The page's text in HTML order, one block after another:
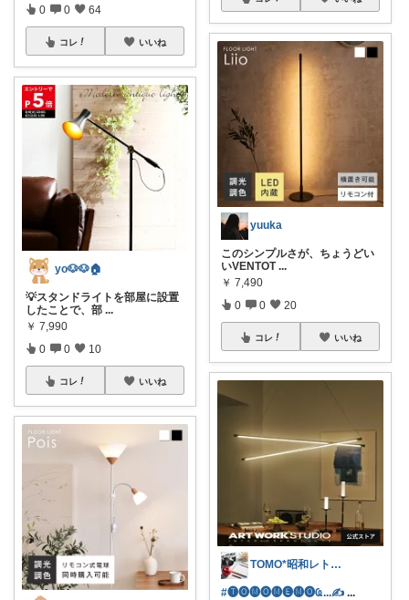
0 0 64
コレ いいね
yo🐶🐶🏠
💡スタンドライトを部屋に設置
したことで、部 ...
￥ 7,990
0 0 10
コレ いいね
yuuka
このシンプルさが、ちょうどい
いVENTOT ...
￥ 7,490
0 0 20
コレ いいね
TOMO*昭和レトロ 📷🍎
#🅣🅞︎🅜🅞︎🅜🅔︎🅜🅞︎︎︎︎Ҩ...✍ ...